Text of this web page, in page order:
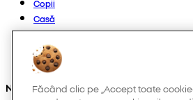
Copii
Casă
Femei
Bărbați
Altele
Ne găsești și pe:
Făcând clic pe „Accept toate